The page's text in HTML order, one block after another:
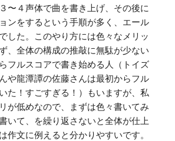
〜４声体で曲を書き上げ、その後に
ンをするという手順が多く、エール
した。このやり方には色々なメリッ
、全体の構成の推敲に無駄が少ない
フルスコアで書き始める人（トイズ
や龍潭譚の佐藤さんは最初からフル
た！すごすぎる！）もいますが、私
が低めなので、まずは色々書いてみ
いて、を繰り返さないと全体が仕上
作文に例えると分かりやすいです。